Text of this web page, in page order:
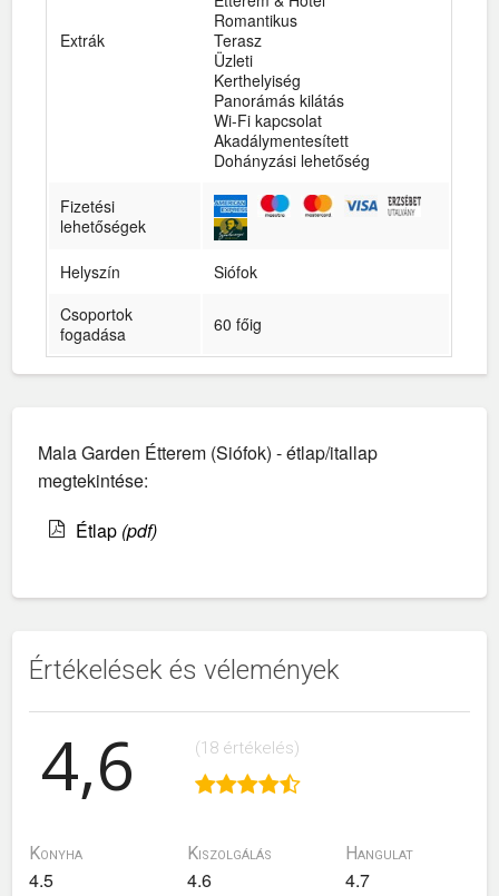
Extrák
Romantikus
Terasz
Üzleti
Kerthelyiség
Panorámás kilátás
Wi-Fi kapcsolat
Akadálymentesített
Dohányzási lehetőség
Fizetési
lehetőségek
Helyszín
Siófok
Csoportok
fogadása
60 főig
Mala Garden Étterem (Siófok) - étlap/itallap
megtekintése:
Étlap (pdf)
Értékelések és vélemények
4,6 (18 értékelés)
Konyha
4.5
Kiszolgálás
4.6
Hangulat
4.7